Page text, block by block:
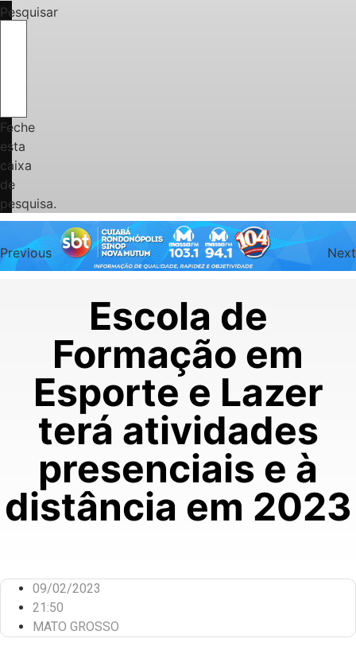
Pesquisar
Feche
esta
caixa
de
pesquisa.
Previous Next
Escola de
Formação em
Esporte e Lazer
terá atividades
presenciais e à
distância em 2023
09/02/2023
21:50
MATO GROSSO